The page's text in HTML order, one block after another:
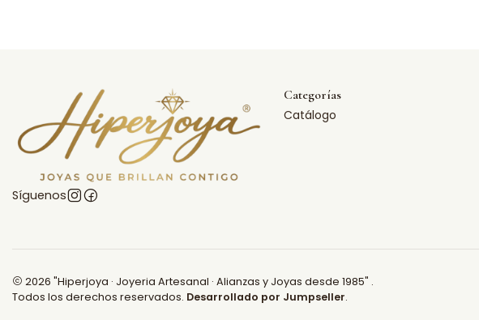
Síguenos
Categorías
Catálogo
2026 "Hiperjoya · Joyeria Artesanal · Alianzas y Joyas desde 1985" .
Todos los derechos reservados. Desarrollado por Jumpseller.